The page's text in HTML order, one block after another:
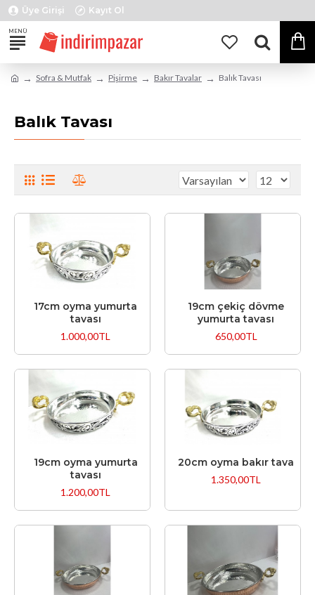
Üye Girişi Kayıt Ol
Sofra & Mutfak Pişirme Bakır Tavalar Balık Tavası
Balık Tavası
17cm oyma yumurta
tavası
1.000,00TL
19cm çekiç dövme
yumurta tavası
650,00TL
19cm oyma yumurta
tavası
1.200,00TL
20cm oyma bakır tava
1.350,00TL